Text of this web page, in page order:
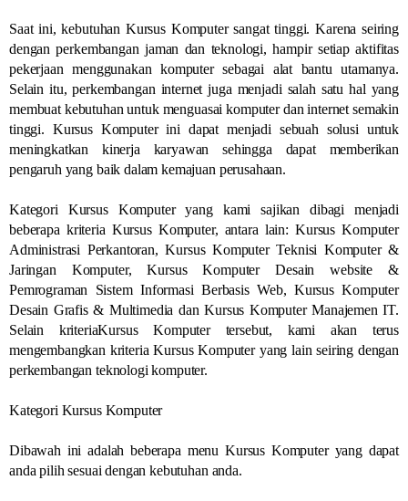
Saat ini, kebutuhan Kursus Komputer sangat tinggi. Karena seiring
dengan perkembangan jaman dan teknologi, hampir setiap aktifitas
pekerjaan menggunakan komputer sebagai alat bantu utamanya.
Selain itu, perkembangan internet juga menjadi salah satu hal yang
membuat kebutuhan untuk menguasai komputer dan internet semakin
tinggi. Kursus Komputer ini dapat menjadi sebuah solusi untuk
meningkatkan kinerja karyawan sehingga dapat memberikan
pengaruh yang baik dalam kemajuan perusahaan.
Kategori Kursus Komputer yang kami sajikan dibagi menjadi
beberapa kriteria Kursus Komputer, antara lain: Kursus Komputer
Administrasi Perkantoran, Kursus Komputer Teknisi Komputer &
Jaringan Komputer, Kursus Komputer Desain website &
Pemrograman Sistem Informasi Berbasis Web, Kursus Komputer
Desain Grafis & Multimedia dan Kursus Komputer Manajemen IT.
Selain kriteriaKursus Komputer tersebut, kami akan terus
mengembangkan kriteria Kursus Komputer yang lain seiring dengan
perkembangan teknologi komputer.
Kategori Kursus Komputer
Dibawah ini adalah beberapa menu Kursus Komputer yang dapat
anda pilih sesuai dengan kebutuhan anda.